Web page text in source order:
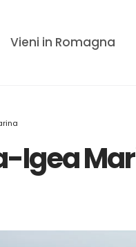
Vieni in Romagna
Igea